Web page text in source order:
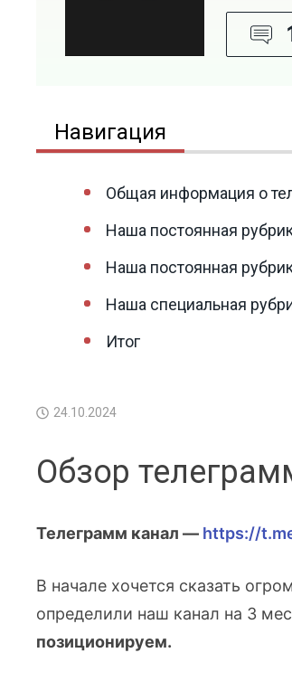
Навигация
Общая информация о
Наша постоянная
Наша постоянная
Наша специальная
Итог
24.10.2024
Обзор
Телеграмм канал — https://
В начале хочется сказать
определили наш канал на 3
позиционируем.